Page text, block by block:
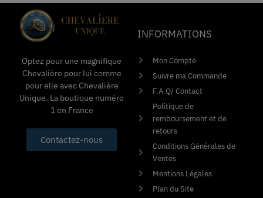
Optez pour une magnifique
Chevalière pour lui comme
pour elle avec Chevalière
Unique. La boutique numéro
1 en France
Contactez-nous
INFORMATIONS
Mon Compte
Suivre ma Commande
F.A.Q/ Contact
Politique de
remboursement et de
retours
Conditions Générales de
Ventes
Mentions Légales
Plan du Site